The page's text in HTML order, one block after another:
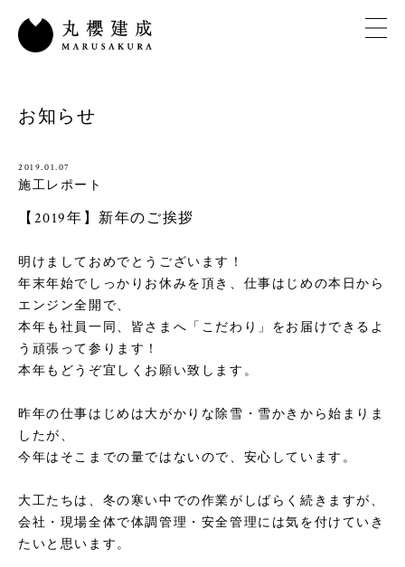
お知らせ
2019.01.07
施工レポート
【2019年】新年のご挨拶
明けましておめでとうございます！
年末年始でしっかりお休みを頂き、仕事はじめの本日から
エンジン全開で、
本年も社員一同、皆さまへ「こだわり」をお届けできるよ
う頑張って参ります！
本年もどうぞ宜しくお願い致します。
昨年の仕事はじめは大がかりな除雪・雪かきから始まりま
したが、
今年はそこまでの量ではないので、安心しています。
大工たちは、冬の寒い中での作業がしばらく続きますが、
会社・現場全体で体調管理・安全管理には気を付けていき
たいと思います。